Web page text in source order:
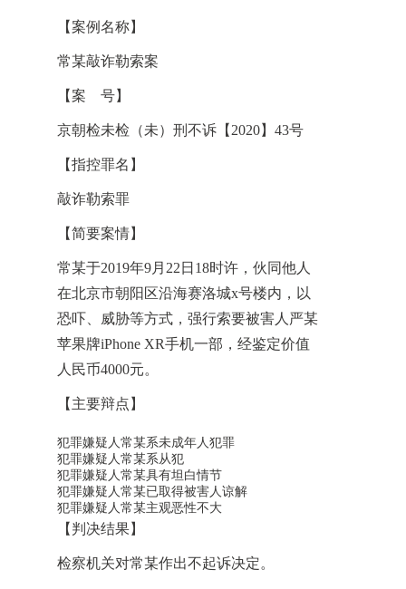
【案例名称】
常某敲诈勒索案
【案 号】
京朝检未检（未）刑不诉【2020】43号
【指控罪名】
敲诈勒索罪
【简要案情】
常某于2019年9月22日18时许，伙同他人
在北京市朝阳区沿海赛洛城x号楼内，以
恐吓、威胁等方式，强行索要被害人严某
苹果牌iPhone XR手机一部，经鉴定价值
人民币4000元。
【主要辩点】
犯罪嫌疑人常某系未成年人犯罪
犯罪嫌疑人常某系从犯
犯罪嫌疑人常某具有坦白情节
犯罪嫌疑人常某已取得被害人谅解
犯罪嫌疑人常某主观恶性不大
【判决结果】
检察机关对常某作出不起诉决定。